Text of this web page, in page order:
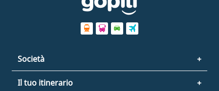
Società
Il tuo itinerario